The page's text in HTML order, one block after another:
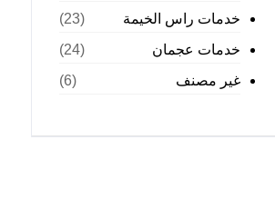
خدمات راس الخيمة
(23)
خدمات عجمان
(24)
غير مصنف
(6)